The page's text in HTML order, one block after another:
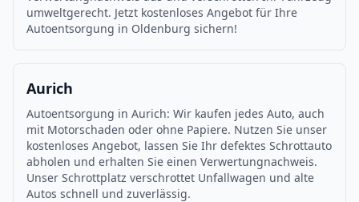
umweltgerecht. Jetzt kostenloses Angebot für Ihre
Autoentsorgung in Oldenburg sichern!
Aurich
Autoentsorgung in Aurich: Wir kaufen jedes Auto, auch
mit Motorschaden oder ohne Papiere. Nutzen Sie unser
kostenloses Angebot, lassen Sie Ihr defektes Schrottauto
abholen und erhalten Sie einen Verwertungnachweis.
Unser Schrottplatz verschrottet Unfallwagen und alte
Autos schnell und zuverlässig.